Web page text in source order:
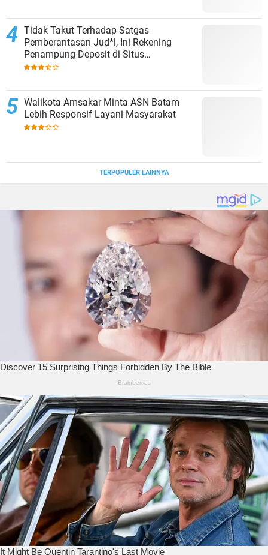
Tidak Takut Terhadap Satgas
Pemberantasan Jud*l, Ini Rekening
Penampung Deposit di Situs
MENARA4D
Walikota Amsakar Minta ASN Batam
Lebih Responsif Layani Masyarakat
TERPOPULER LAINNYA